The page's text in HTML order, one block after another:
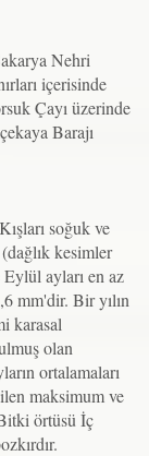
Nehri
içerisinde
Çayı üzerinde
Barajı
soğuk ve
(dağlık kesimler
ayları en az
mm'dir. Bir yılın
karasal
olan
ortalamaları
maksimum ve
örtüsü İç